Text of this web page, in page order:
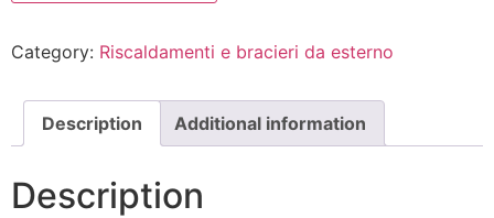
Category: Riscaldamenti e bracieri da esterno
Description Additional information
Description